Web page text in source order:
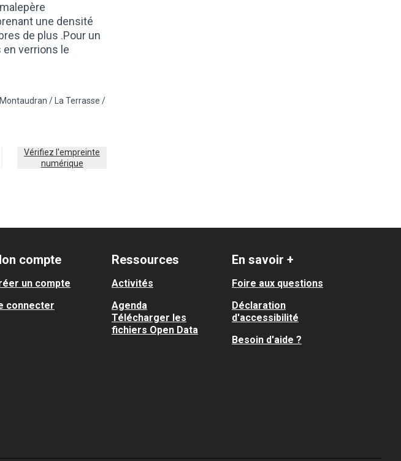
une densité
de plus .Pour un
en verrions le
des Demoiselles / Ormeau / Montaudran / La Terrasse / Malepère
/ La Terrasse /
Vérifiez l'empreinte
numérique
compte
un compte
connecter
Ressources
Activités
Agenda
Télécharger les
fichiers Open Data
En savoir +
Foire aux questions
Déclaration
d'accessibilité
Besoin d'aide ?